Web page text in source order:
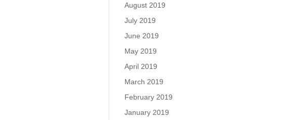
August 2019
July 2019
June 2019
May 2019
April 2019
March 2019
February 2019
January 2019